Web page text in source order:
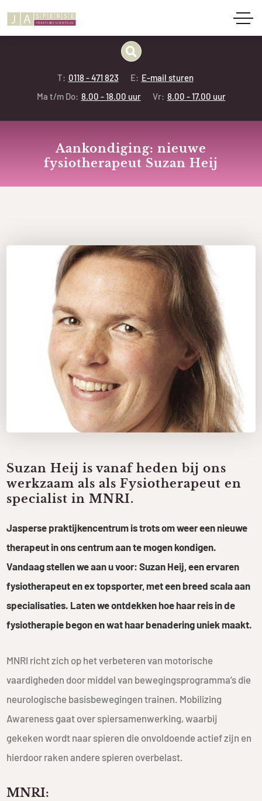
T: 0118 - 471 823 E: E-mail sturen
Ma t/m Do: 8.00 - 18.00 uur Vr: 8.00 - 17.00 uur
Aankondiging: nieuwe
fysiotherapeut Suzan Heij
Suzan Heij is vanaf heden bij ons
werkzaam als als ­Fysiotherapeut en
specialist in MNRI.
Jasperse praktijkencentrum is trots om weer een nieuwe
therapeut in ons centrum aan te mogen kondigen.
Vandaag stellen we aan u voor: Suzan Heij, een ervaren
fysiotherapeut en ex topsporter, met een breed scala aan
specialisaties. Laten we ontdekken hoe haar reis in de
fysiotherapie begon en wat haar benadering uniek maakt.
MNRI richt zich op het verbeteren van motorische
vaardigheden door middel van bewegingsprogramma’s die
neurologische basisbewegingen trainen. Mobilizing
Awareness gaat over spiersamenwerking, waarbij
gekeken wordt naar spieren die onvoldoende actief zijn en
hierdoor raken andere spieren overbelast.
MNRI: